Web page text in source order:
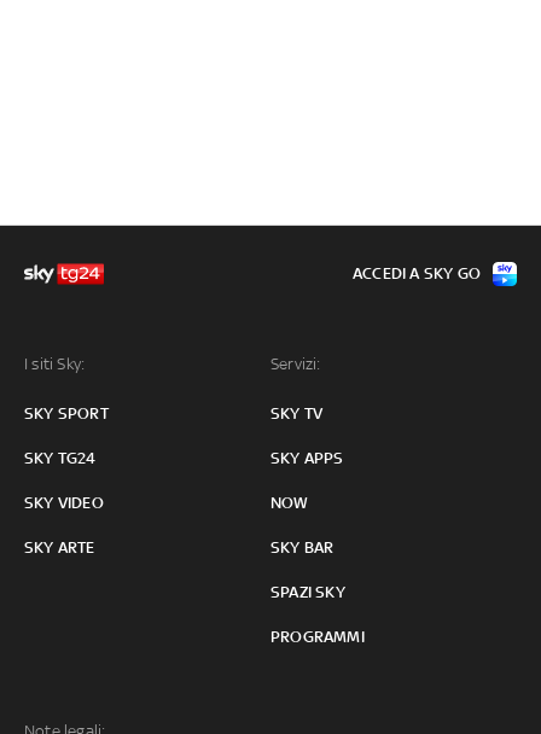
I siti Sky:
SKY SPORT
SKY TG24
SKY VIDEO
SKY ARTE
Servizi:
SKY TV
SKY APPS
NOW
SKY BAR
SPAZI SKY
PROGRAMMI
ACCEDI A SKY GO